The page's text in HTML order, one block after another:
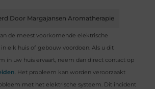
Door Margajansen Aromatherapie
de meest voorkomende elektrische
elk huis of gebouw voordoen. Als u dit
in uw huis ervaart, neem dan direct contact op
. Het probleem kan worden veroorzaakt
met het elektrische systeem. Dit incident